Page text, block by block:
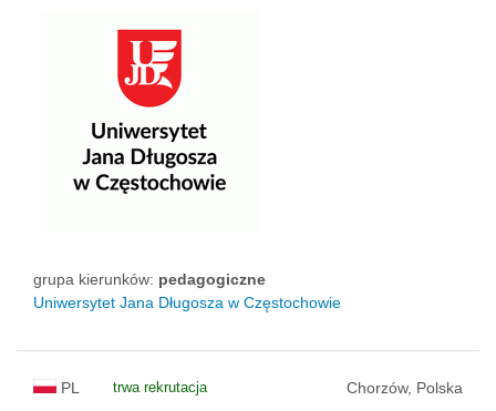
grupa kierunków: pedagogiczne
Uniwersytet Jana Długosza w Częstochowie
PL trwa rekrutacja Chorzów, Polska